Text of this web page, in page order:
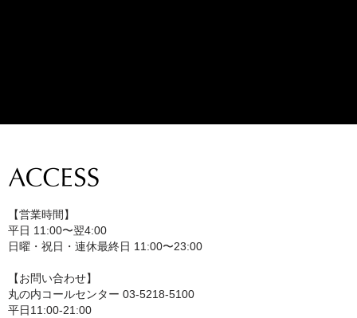
【営業時間】
平日 11:00〜翌4:00
日曜・祝日・連休最終日 11:00〜23:00
【お問い合わせ】
丸の内コールセンター 03-5218-5100
平日11:00-21:00